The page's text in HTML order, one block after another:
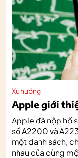
Xu hướng
Apple giới
Apple đã nộp hồ
số A2200 và
một danh sách,
nhau của cùng